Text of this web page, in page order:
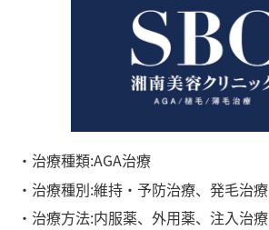
・治療種類:AGA治療
・治療種別:維持・予防治療、発毛治療
・治療方法:内服薬、外用薬、注入治療